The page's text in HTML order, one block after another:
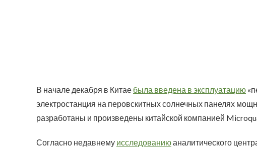
В начале декабря в Китае была введена в эксплуатацию
электростанция на перовскитных солнечных панелях
разработаны и произведены китайской компанией
Согласно недавнему исследованиюаналитического